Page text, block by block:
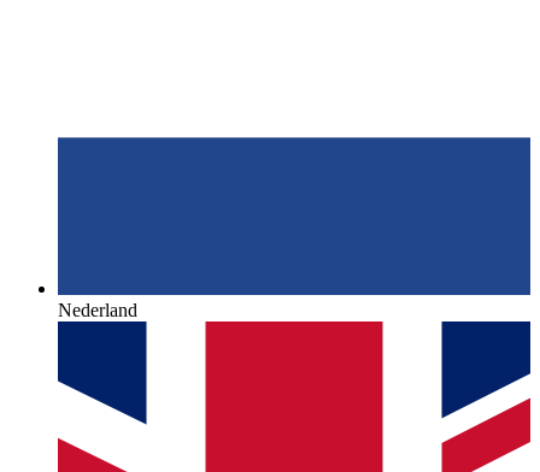
Nederland